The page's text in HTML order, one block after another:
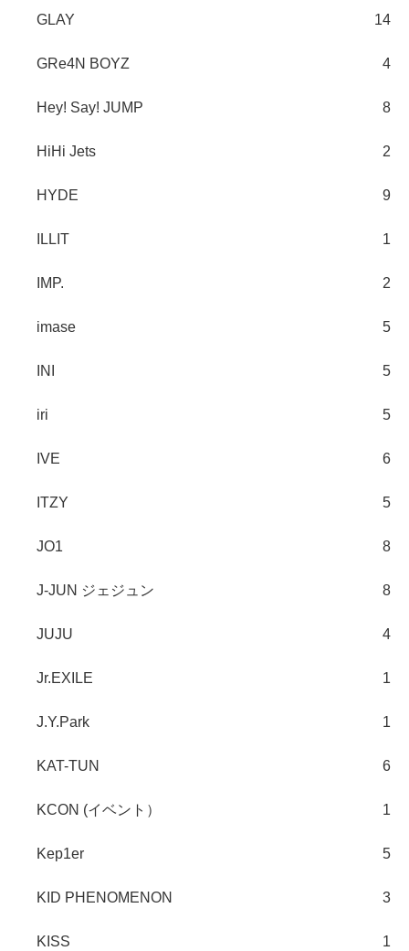
GLAY 14
GRe4N BOYZ 4
Hey! Say! JUMP 8
HiHi Jets 2
HYDE 9
ILLIT 1
IMP. 2
imase 5
INI 5
iri 5
IVE 6
ITZY 5
JO1 8
J-JUN ジェジュン 8
JUJU 4
Jr.EXILE 1
J.Y.Park 1
KAT-TUN 6
KCON (イベント） 1
Kep1er 5
KID PHENOMENON 3
KISS 1